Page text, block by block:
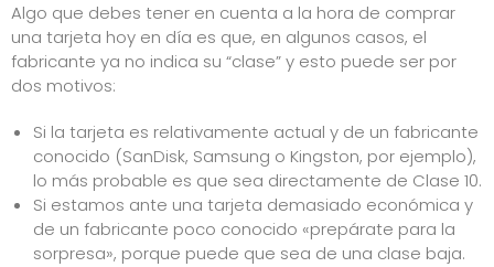
Algo que debes tener en cuenta a la hora de comprar
una tarjeta hoy en día es que, en algunos casos, el
fabricante ya no indica su “clase” y esto puede ser por
dos motivos:
Si la tarjeta es relativamente actual y de un fabricante
conocido (SanDisk, Samsung o Kingston, por ejemplo),
lo más probable es que sea directamente de Clase 10.
Si estamos ante una tarjeta demasiado económica y
de un fabricante poco conocido «prepárate para la
sorpresa», porque puede que sea de una clase baja.